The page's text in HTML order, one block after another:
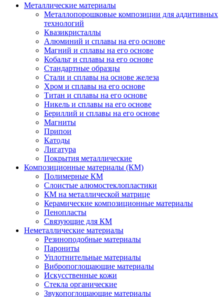
Металлические материалы
Металлопорошковые композиции для аддитивных
технологий
Квазикристаллы
Алюминий и сплавы на его основе
Магний и сплавы на его основе
Кобальт и сплавы на его основе
Стандартные образцы
Стали и сплавы на основе железа
Хром и сплавы на его основе
Титан и сплавы на его основе
Никель и сплавы на его основе
Бериллий и сплавы на его основе
Магниты
Припои
Катоды
Лигатура
Покрытия металлические
Композиционные материалы (КМ)
Полимерные КМ
Слоистые алюмостеклопластики
КМ на металлической матрице
Керамические композиционные материалы
Пенопласты
Связующие для КМ
Неметаллические материалы
Резиноподобные материалы
Парониты
Уплотнительные материалы
Вибропоглощающие материалы
Искусственные кожи
Стекла органические
Звукопоглощающие материалы